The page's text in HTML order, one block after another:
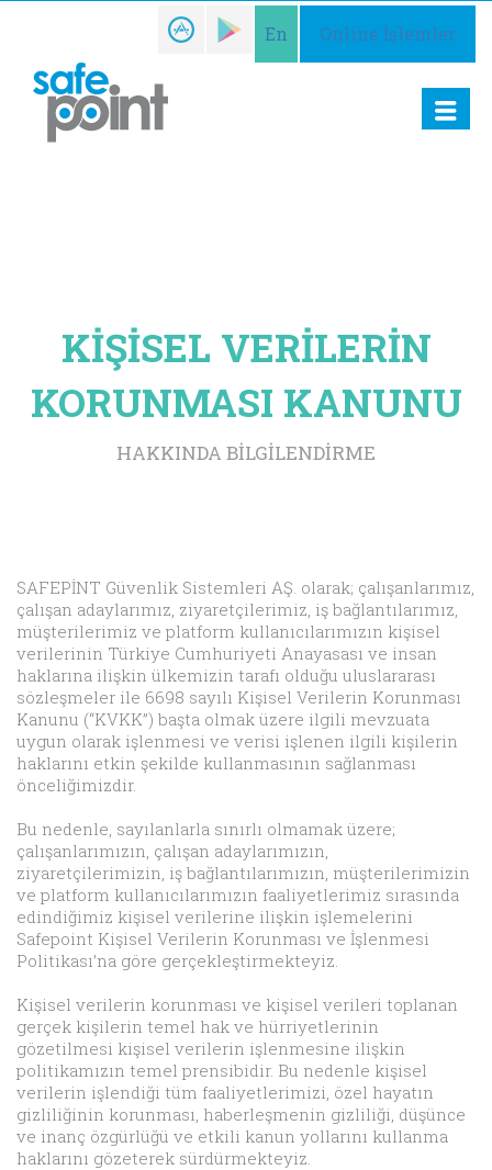
En Online İşlemler
KİŞİSEL VERİLERİN
KORUNMASI KANUNU
HAKKINDA BİLGİLENDİRME
SAFEPİNT Güvenlik Sistemleri AŞ. olarak; çalışanlarımız,
çalışan adaylarımız, ziyaretçilerimiz, iş bağlantılarımız,
müşterilerimiz ve platform kullanıcılarımızın kişisel
verilerinin Türkiye Cumhuriyeti Anayasası ve insan
haklarına ilişkin ülkemizin tarafı olduğu uluslararası
sözleşmeler ile 6698 sayılı Kişisel Verilerin Korunması
Kanunu (“KVKK”) başta olmak üzere ilgili mevzuata
uygun olarak işlenmesi ve verisi işlenen ilgili kişilerin
haklarını etkin şekilde kullanmasının sağlanması
önceliğimizdir.
Bu nedenle, sayılanlarla sınırlı olmamak üzere;
çalışanlarımızın, çalışan adaylarımızın,
ziyaretçilerimizin, iş bağlantılarımızın, müşterilerimizin
ve platform kullanıcılarımızın faaliyetlerimiz sırasında
edindiğimiz kişisel verilerine ilişkin işlemelerini
Safepoint Kişisel Verilerin Korunması ve İşlenmesi
Politikası’na göre gerçekleştirmekteyiz.
Kişisel verilerin korunması ve kişisel verileri toplanan
gerçek kişilerin temel hak ve hürriyetlerinin
gözetilmesi kişisel verilerin işlenmesine ilişkin
politikamızın temel prensibidir. Bu nedenle kişisel
verilerin işlendiği tüm faaliyetlerimizi, özel hayatın
gizliliğinin korunması, haberleşmenin gizliliği, düşünce
ve inanç özgürlüğü ve etkili kanun yollarını kullanma
haklarını gözeterek sürdürmekteyiz.